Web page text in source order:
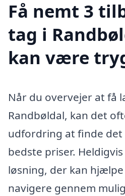
Få nemt 3
tag i
kan være
Når du overvejer at få
Randbøldal, kan det
udfordring at finde
bedste priser.
løsning, der kan
navigere gennem